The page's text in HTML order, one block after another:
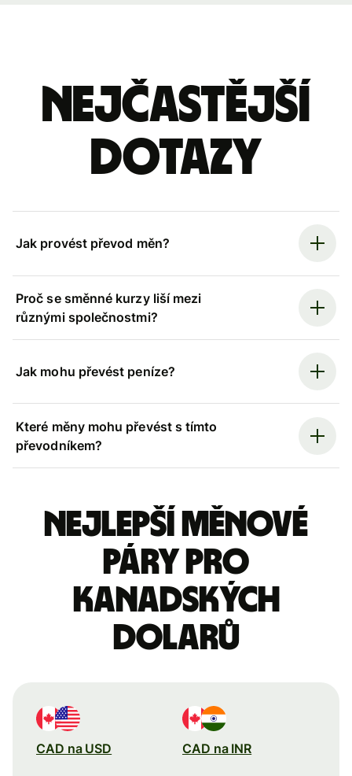
Nejčastější
dotazy
Jak provést převod měn?
Proč se směnné kurzy liší mezi
různými společnostmi?
Jak mohu převést peníze?
Které měny mohu převést s tímto
převodníkem?
Nejlepší měnové
páry pro
kanadských
dolarů
CAD na USD CAD na INR